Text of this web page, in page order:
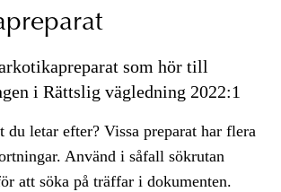
som hör till
i Rättslig vägledning 2022:1
du letar efter? Vissa preparat har flera
Använd i såfall sökrutan
att söka på träffar i dokumenten.